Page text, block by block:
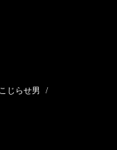
こじらせ男 /